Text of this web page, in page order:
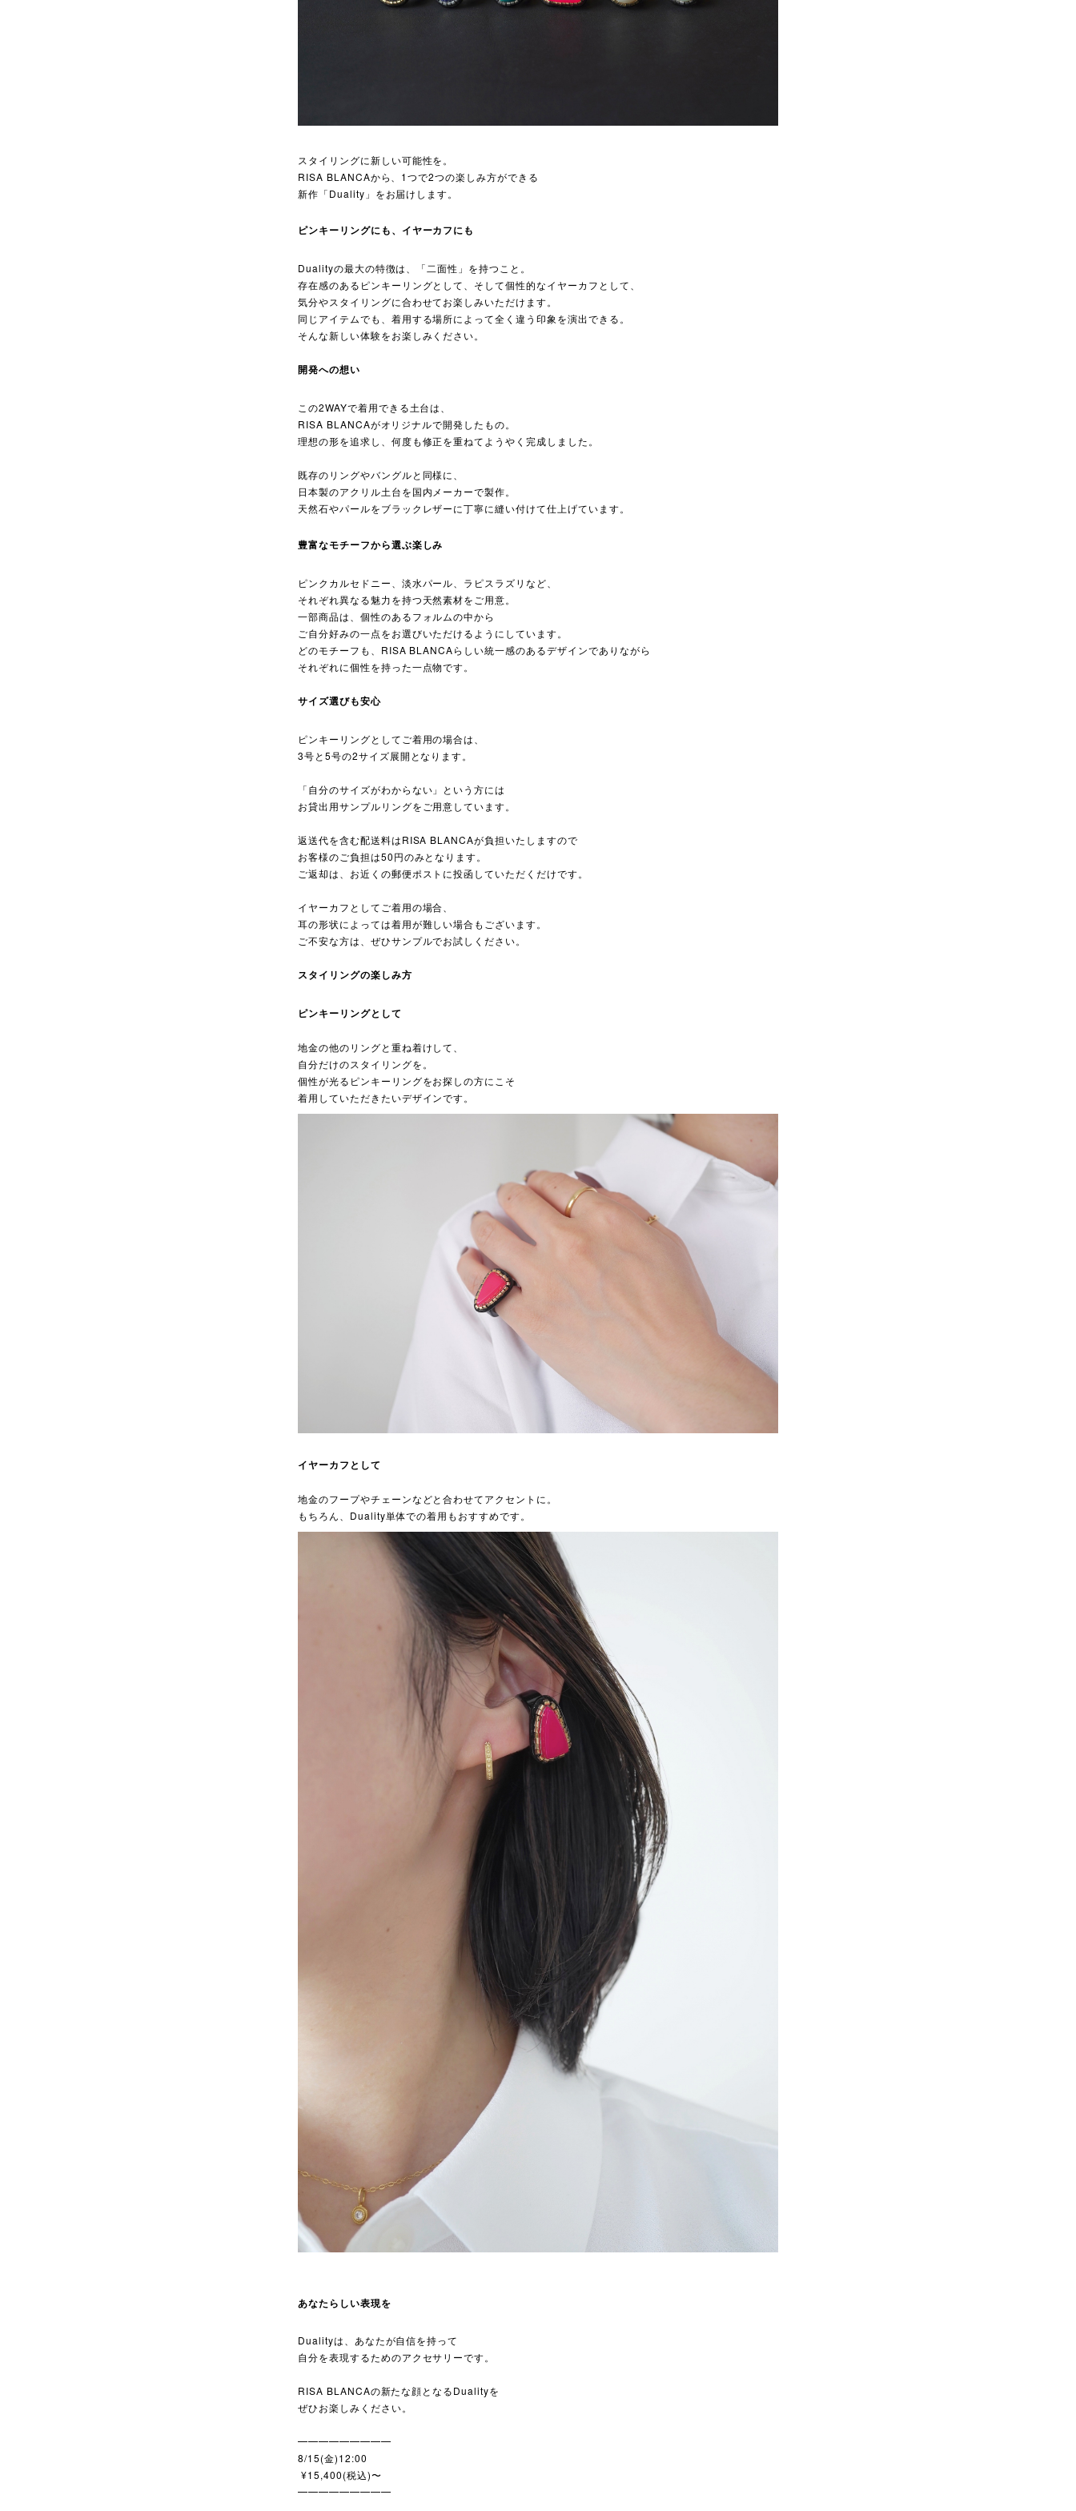
スタイリングに新しい可能性を。
RISA BLANCAから、1つで2つの楽しみ方ができる
新作「Duality」をお届けします。
ピンキーリングにも、イヤーカフにも
Dualityの最大の特徴は、「二面性」を持つこと。
存在感のあるピンキーリングとして、そして個性的なイヤーカフとして、
気分やスタイリングに合わせてお楽しみいただけます。
同じアイテムでも、着用する場所によって全く違う印象を演出できる。
そんな新しい体験をお楽しみください。
開発への想い
この2WAYで着用できる土台は、
RISA BLANCAがオリジナルで開発したもの。
理想の形を追求し、何度も修正を重ねてようやく完成しました。
既存のリングやバングルと同様に、
日本製のアクリル土台を国内メーカーで製作。
天然石やパールをブラックレザーに丁寧に縫い付けて仕上げています。
豊富なモチーフから選ぶ楽しみ
ピンクカルセドニー、淡水パール、ラピスラズリなど、
それぞれ異なる魅力を持つ天然素材をご用意。
一部商品は、個性のあるフォルムの中から
ご自分好みの一点をお選びいただけるようにしています。
どのモチーフも、RISA BLANCAらしい統一感のあるデザインでありながら
それぞれに個性を持った一点物です。
サイズ選びも安心
ピンキーリングとしてご着用の場合は、
3号と5号の2サイズ展開となります。
「自分のサイズがわからない」という方には
お貸出用サンプルリングをご用意しています。
返送代を含む配送料はRISA BLANCAが負担いたしますので
お客様のご負担は50円のみとなります。
ご返却は、お近くの郵便ポストに投函していただくだけです。
イヤーカフとしてご着用の場合、
耳の形状によっては着用が難しい場合もございます。
ご不安な方は、ぜひサンプルでお試しください。
スタイリングの楽しみ方
ピンキーリングとして
地金の他のリングと重ね着けして、
自分だけのスタイリングを。
個性が光るピンキーリングをお探しの方にこそ
着用していただきたいデザインです。
イヤーカフとして
地金のフープやチェーンなどと合わせてアクセントに。
もちろん、Duality単体での着用もおすすめです。
あなたらしい表現を
Dualityは、あなたが自信を持って
自分を表現するためのアクセサリーです。
RISA BLANCAの新たな顔となるDualityを
ぜひお楽しみください。
━━━━━━━━━
8/15(金)12:00
¥15,400(税込)〜
━━━━━━━━━